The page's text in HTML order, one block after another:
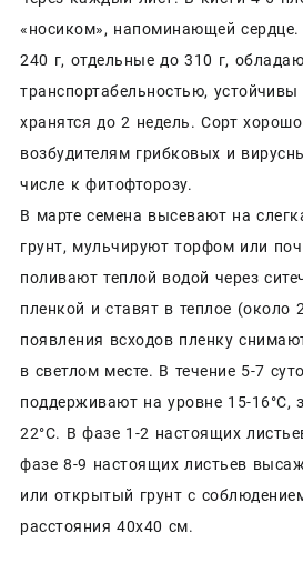
«носиком», напоминающей
240 г, отдельные до 310 г,
транспортабельностью,
хранятся до 2 недель. Сорт
возбудителям грибковых и
числе к фитофторозу.
В марте семена высевают на
грунт, мульчируют торфом или
поливают теплой водой через
пленкой и ставят в теплое (около
появления всходов пленку
в светлом месте. В течение 5-7
поддерживают на уровне 15-
22°С. В фазе 1-2 настоящих
фазе 8-9 настоящих листьев
или открытый грунт с
расстояния 40х40 см.